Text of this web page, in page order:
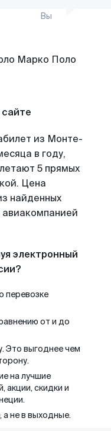
Вы
из Монте-
в году,
5 прямых
Цена
найденных
электронный
перевозке
от и до
Это выгоднее чем
на лучшие
акции, скидки и
а не в выходные.